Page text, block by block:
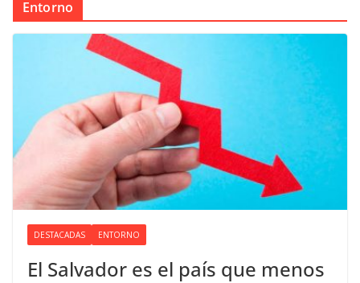
Entorno
DESTACADAS ENTORNO
El Salvador es el país que menos